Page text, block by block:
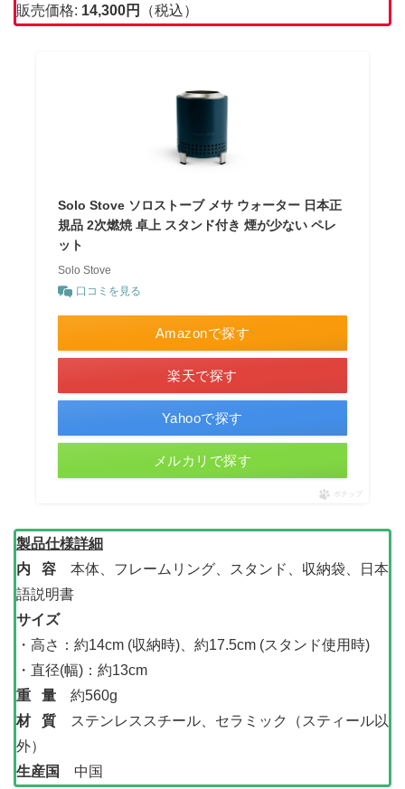
販売価格: 14,300円 （税込）
Solo Stove ソロストーブ メサ ウォーター 日本正
規品 2次燃焼 卓上 スタンド付き 煙が少ない ペレ
ット
Solo Stove
口コミを見る
Amazonで探す
楽天で探す
Yahooで探す
メルカリで探す
ポチップ
製品仕様詳細
内 容 本体、フレームリング、スタンド、収納袋、日本
語説明書
サイズ
・高さ：約14cm (収納時)、約17.5cm (スタンド使用時)
・直径(幅)：約13cm
重 量 約560g
材 質 ステンレススチール、セラミック（スティール以
外）
生産国
中国